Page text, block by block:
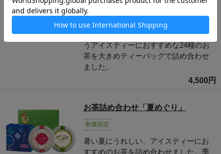
ルピシアを代表する“体験するお茶の
本”「ブック オブ ティー」シリーズ最新
作、第29弾が登場。夏の日々に寄り添
うアイスティーにおすすめな24種のお
茶を大きめティーバッグで詰め合わせ
ました。
4,500円
お茶詰め合わせ「夏めぐり」
数量限定
暑い夏にうれしい、アイスティーにお
すすめのお茶を詰め合わせました。季